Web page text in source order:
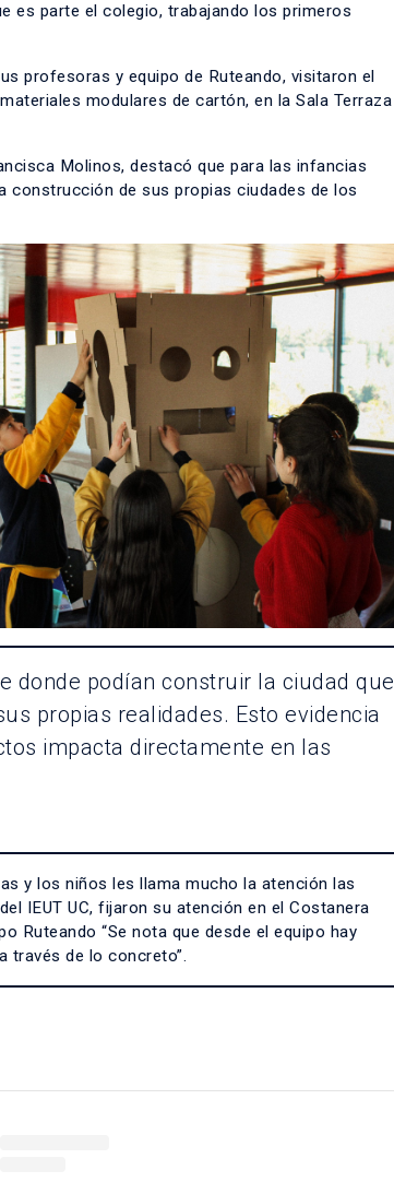
es parte el colegio, trabajando los primeros
profesoras y equipo de Ruteando, visitaron el
modulares de cartón, en la Sala Terraza
Molinos, destacó que para las infancias
de sus propias ciudades de los
donde podían construir la ciudad que
propias realidades. Esto evidencia
impacta directamente en las
y los niños les llama mucho la atención las
IEUT UC, fijaron su atención en el Costanera
Ruteando “Se nota que desde el equipo hay
través de lo concreto”.